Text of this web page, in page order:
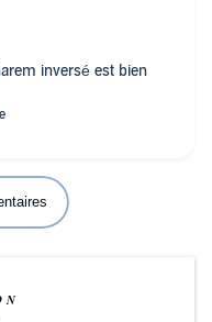
inversé est bien